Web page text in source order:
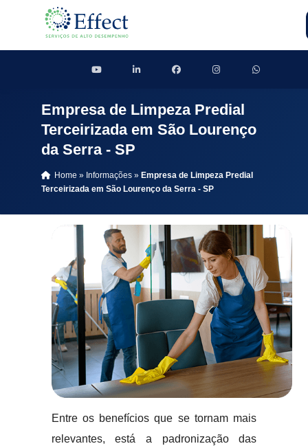
Empresa de Limpeza Predial
Terceirizada em São Lourenço
da Serra - SP
Home » Informações » Empresa de Limpeza Predial
Terceirizada em São Lourenço da Serra - SP
Entre os benefícios que se tornam mais
relevantes, está a padronização das